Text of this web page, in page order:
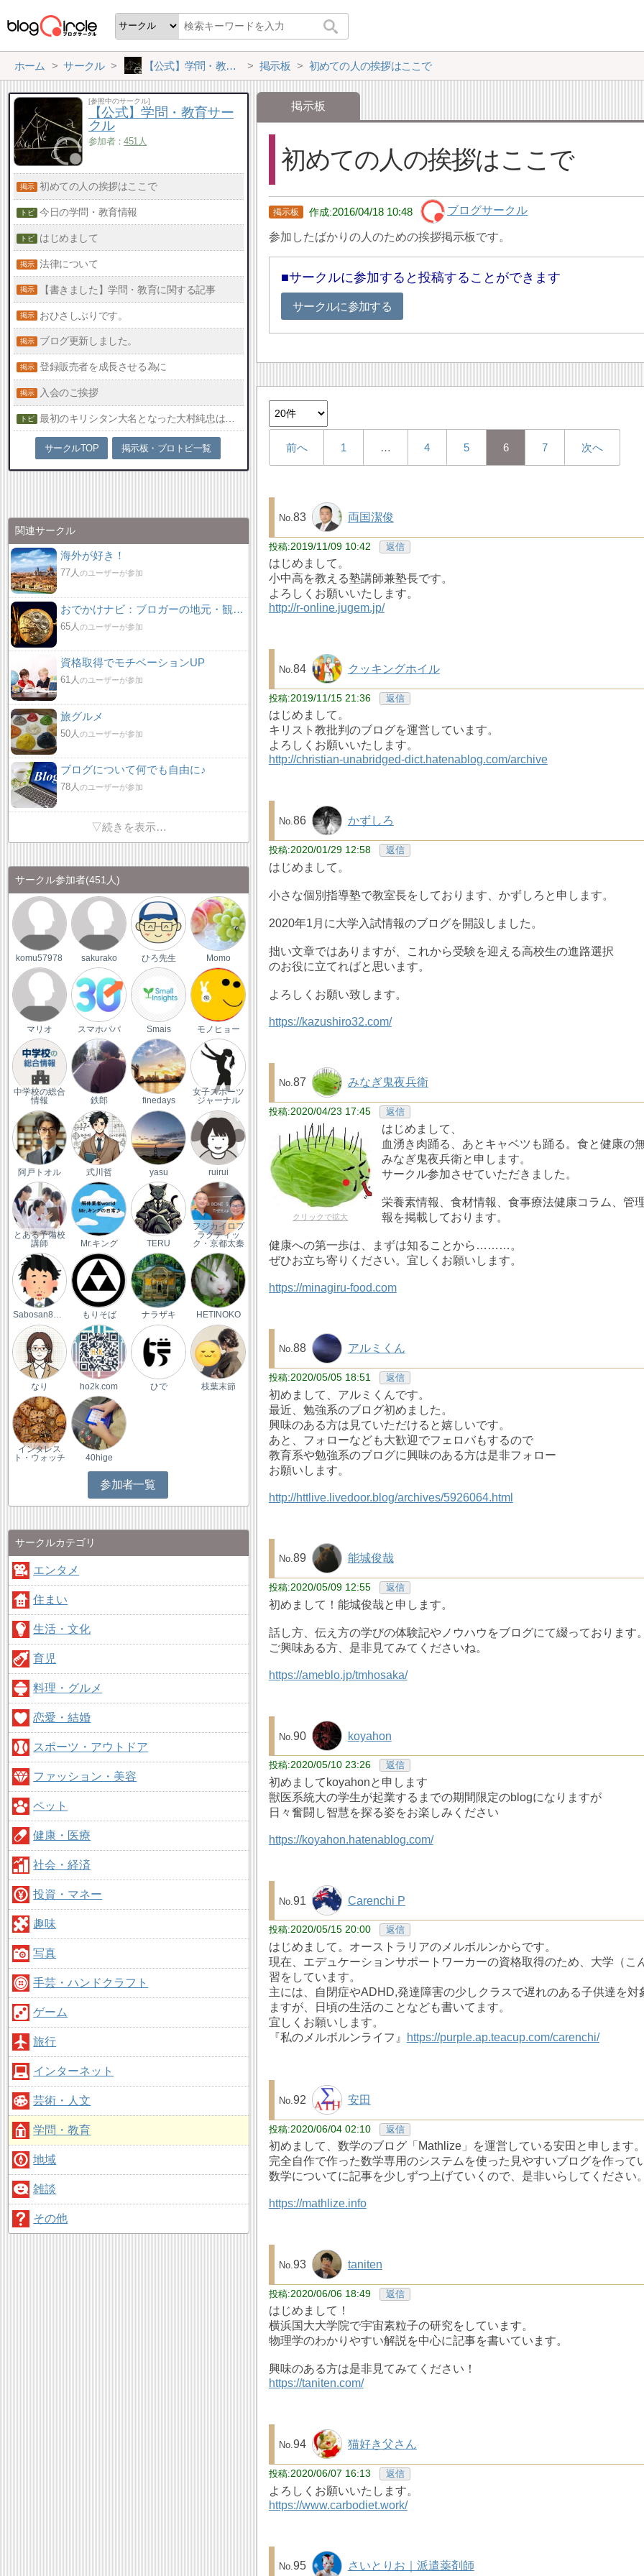
ホーム サークル 【公式】学問・教育サークル 掲示板 初めての人の挨拶はここで
掲示板
初めての人の挨拶はここで
2016/04/18 10:48 ブログサークル
参加したばかりの人のための挨拶掲示板です。
サークルに参加すると投稿することができます
サークルに参加する
前へ 1 … 4 5 6 7 次へ
83 両国潔俊
2019/11/09 10:42 返信
はじめまして。
小中高を教える塾講師兼塾長です。
よろしくお願いいたします。
http://r-online.jugem.jp/
84 クッキングホイル
2019/11/15 21:36 返信
はじめまして。
キリスト教批判のブログを運営しています。
よろしくお願いいたします。
http://christian-unabridged-dict.hatenablog.com/archive
86 かずしろ
2020/01/29 12:58 返信
はじめまして。
小さな個別指導塾で教室長をしております、かずしろと申します。
2020年1月に大学入試情報のブログを開設しました。
拙い文章ではありますが、これから受験を迎える高校生の進路選択
のお役に立てればと思います。
よろしくお願い致します。
https://kazushiro32.com/
87 みなぎ鬼夜兵衛
2020/04/23 17:45 返信
クリックで拡大
はじめまして、
血湧き肉踊る、あとキャベツも踊る。食と健康の
みなぎ鬼夜兵衛と申します。
サークル参加させていただきました。
栄養素情報、食材情報、食事療法健康コラム、管
報を掲載しております。
健康への第一歩は、まずは知ることから………。
ぜひお立ち寄りください。宜しくお願いします。
https://minagiru-food.com
88 アルミくん
2020/05/05 18:51 返信
初めまして、アルミくんです。
最近、勉強系のブログ初めました。
興味のある方は見ていただけると嬉しいです。
あと、フォローなども大歓迎でフェロバもするので
教育系や勉強系のブログに興味のある方は是非フォロー
お願いします。
http://httlive.livedoor.blog/archives/5926064.html
89 能城俊哉
2020/05/09 12:55 返信
初めまして！能城俊哉と申します。
話し方、伝え方の学びの体験記やノウハウをブログにて綴っております
ご興味ある方、是非見てみてくださいね。
https://ameblo.jp/tmhosaka/
90 koyahon
2020/05/10 23:26 返信
初めましてkoyahonと申します
獣医系統大の学生が起業するまでの期間限定のblogになりますが
日々奮闘し智慧を探る姿をお楽しみください
https://koyahon.hatenablog.com/
91 Carenchi P
2020/05/15 20:00 返信
はじめまして。オーストラリアのメルボルンからです。
現在、エデュケーションサポートワーカーの資格取得のため、大学（
習をしています。
主には、自閉症やADHD,発達障害の少しクラスで遅れのある子供達を
ますが、日頃の生活のことなども書いてます。
宜しくお願いします。
『私のメルボルンライフ』
https://purple.ap.teacup.com/carenchi/
92 安田
2020/06/04 02:10 返信
初めまして、数学のブログ「Mathlize」を運営している安田と申します
完全自作で作った数学専用のシステムを使った見やすいブログを作って
数学についてに記事を少しずつ上げていくので、是非いらしてください
https://mathlize.info
93 taniten
2020/06/06 18:49 返信
はじめまして！
横浜国大大学院で宇宙素粒子の研究をしています。
物理学のわかりやすい解説を中心に記事を書いています。
興味のある方は是非見てみてください！
https://taniten.com/
94 猫好き父さん
2020/06/07 16:13 返信
よろしくお願いいたします。
https://www.carbodiet.work/
95 さいとりお｜派遣薬剤師
[参照中のサークル]
【公式】学問・教育サー
クル
参加者：451人
初めての人の挨拶はここで
今日の学問・教育情報
はじめまして
法律について
【書きました】学問・教育に関する記事
おひさしぶりです。
ブログ更新しました。
登録販売者を成長させる為に
入会のご挨拶
最初のキリシタン大名となった大村純忠は洗礼を受けた時に司祭と何を約束したか
サークルTOP 掲示板・ブロトピ一覧
関連サークル
海外が好き！
77人のユーザーが参加
おでかけナビ：ブロガーの地元・観光・グルメ情報 グリット / きっとおでかけしたくなる集い♪♪
65人のユーザーが参加
資格取得でモチベーションUP
61人のユーザーが参加
旅グルメ
50人のユーザーが参加
ブログについて何でも自由に♪
78人のユーザーが参加
▽続きを表示…
サークル参加者(451人)
komu57978 sakurako ひろ先生 Momo
マリオ スマホパパ Smais モノヒョー
中学校の総合
情報
鉄郎 finedays
女子スポーツ
ジャーナル
阿戸トオル 式川哲 yasu ruirui
とある予備校
講師
Mr.キング TERU
フジカイロプ
ラクティッ
ク・京都太秦
もりそば ナラザキ HETINOKO
なり ho2k.com ひで 枝葉末節
インタレス
ト・ウォッチ
40hige
参加者一覧
サークルカテゴリ
エンタメ
住まい
生活・文化
育児
料理・グルメ
恋愛・結婚
スポーツ・アウトドア
ファッション・美容
ペット
健康・医療
社会・経済
投資・マネー
趣味
写真
手芸・ハンドクラフト
ゲーム
旅行
インターネット
芸術・人文
学問・教育
地域
雑談
その他